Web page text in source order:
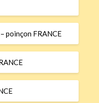
poinçon FRANCE